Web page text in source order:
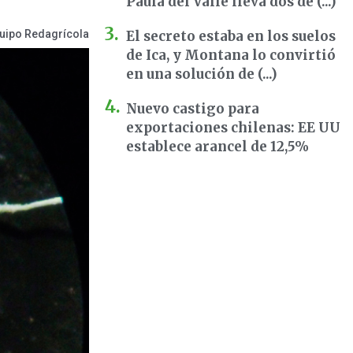
Redagrícola
El secreto estaba en los suelos
de Ica, y Montana lo convirtió
en una solución de (...)
Nuevo castigo para
exportaciones chilenas: EE UU
establece arancel de 12,5%